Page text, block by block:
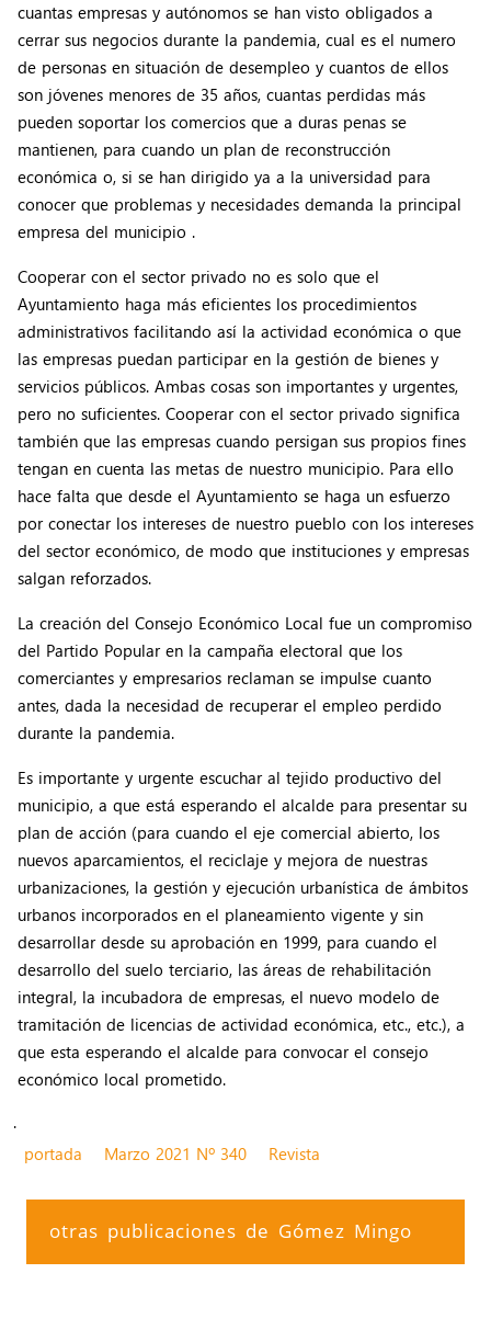
cuantas empresas y autónomos se han visto obligados a
cerrar sus negocios durante la pandemia, cual es el numero
de personas en situación de desempleo y cuantos de ellos
son jóvenes menores de 35 años, cuantas perdidas más
pueden soportar los comercios que a duras penas se
mantienen, para cuando un plan de reconstrucción
económica o, si se han dirigido ya a la universidad para
conocer que problemas y necesidades demanda la principal
empresa del municipio .
Cooperar con el sector privado no es solo que el
Ayuntamiento haga más eficientes los procedimientos
administrativos facilitando así la actividad económica o que
las empresas puedan participar en la gestión de bienes y
servicios públicos. Ambas cosas son importantes y urgentes,
pero no suficientes. Cooperar con el sector privado significa
también que las empresas cuando persigan sus propios fines
tengan en cuenta las metas de nuestro municipio. Para ello
hace falta que desde el Ayuntamiento se haga un esfuerzo
por conectar los intereses de nuestro pueblo con los intereses
del sector económico, de modo que instituciones y empresas
salgan reforzados.
La creación del Consejo Económico Local fue un compromiso
del Partido Popular en la campaña electoral que los
comerciantes y empresarios reclaman se impulse cuanto
antes, dada la necesidad de recuperar el empleo perdido
durante la pandemia.
Es importante y urgente escuchar al tejido productivo del
municipio, a que está esperando el alcalde para presentar su
plan de acción (para cuando el eje comercial abierto, los
nuevos aparcamientos, el reciclaje y mejora de nuestras
urbanizaciones, la gestión y ejecución urbanística de ámbitos
urbanos incorporados en el planeamiento vigente y sin
desarrollar desde su aprobación en 1999, para cuando el
desarrollo del suelo terciario, las áreas de rehabilitación
integral, la incubadora de empresas, el nuevo modelo de
tramitación de licencias de actividad económica, etc., etc.), a
que esta esperando el alcalde para convocar el consejo
económico local prometido.
.
portada
Marzo 2021 Nº 340 Revista
otras publicaciones de Gómez Mingo